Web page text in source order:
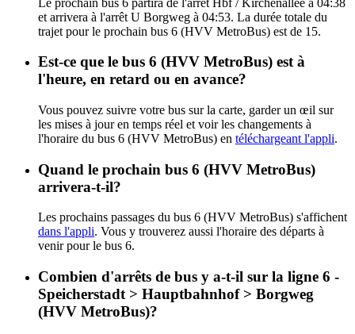
et arrivera à l'arrêt U Borgweg à 04:53. La durée totale du
trajet pour le prochain bus 6 (HVV MetroBus) est de 15.
Est-ce que le bus 6 (HVV MetroBus) est à
l'heure, en retard ou en avance?
Vous pouvez suivre votre bus sur la carte, garder un œil sur
les mises à jour en temps réel et voir les changements à
l'horaire du bus 6 (HVV MetroBus) en téléchargeant l'appli.
Quand le prochain bus 6 (HVV MetroBus)
arrivera-t-il?
Les prochains passages du bus 6 (HVV MetroBus) s'affichent
dans l'appli. Vous y trouverez aussi l'horaire des départs à
venir pour le bus 6.
Combien d'arrêts de bus y a-t-il sur la ligne 6 -
Speicherstadt > Hauptbahnhof > Borgweg
(HVV MetroBus)?